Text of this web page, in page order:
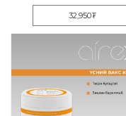
32,950₮